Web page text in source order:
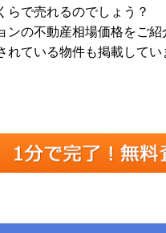
らで売れるのでしょう？
ンの不動産相場価格をご紹
れている物件も掲載して